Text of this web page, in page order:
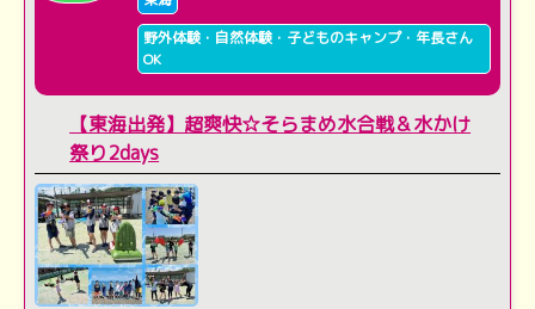
野外体験・自然体験・子どものキャンプ・年長さん
OK
【東海出発】超爽快☆そらまめ水合戦＆水かけ
祭り2days